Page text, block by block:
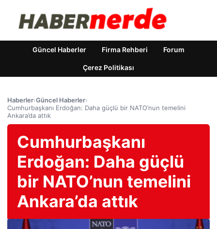
Güncel Haberler Firma Rehberi Forum
Çerez Politikası
Haberler›Güncel Haberler›
Cumhurbaşkanı Erdoğan: Daha güçlü bir NATO’nun temelini
Ankara’da attık
Cumhurbaşkanı
Erdoğan: Daha güçlü
bir NATO’nun temelini
Ankara’da attık